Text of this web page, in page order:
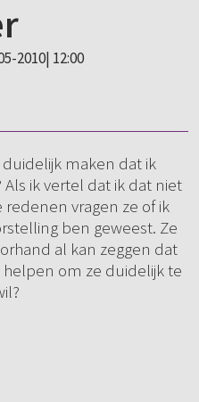
2010| 12:00
maken dat ik
ik vertel dat ik dat niet
vragen ze of ik
ben geweest. Ze
al kan zeggen dat
helpen om ze duidelijk te